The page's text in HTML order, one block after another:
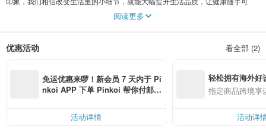
阅读更多
优惠活动 看全部 (2)
免运优惠来啰！新会员 7 天内于 Pi
nkoi APP 下单 Pinkoi 帮你付邮
活动详情
轻松拥有海外好
指定商品跨境享
活动详